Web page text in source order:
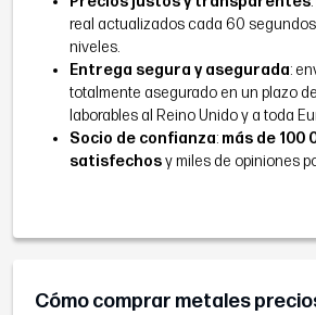
real actualizados cada 60
niveles.
Entrega segura y asegurada:
totalmente asegurado en un plazo
laborables al Reino Unido y a toda
Socio de confianza: más de 100
satisfechosy miles de opiniones
Cómo comprar metales